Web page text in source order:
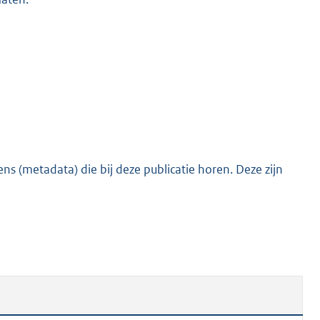
b
(metadata) die bij deze publicatie horen. Deze zijn